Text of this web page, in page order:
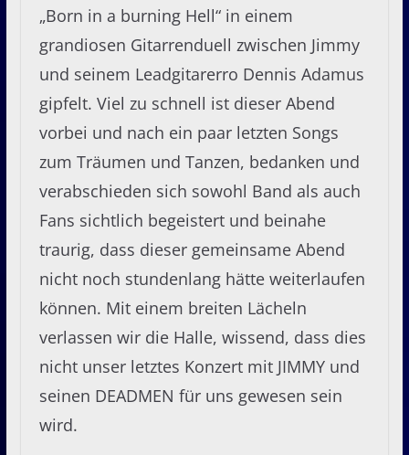
„Born in a burning Hell“ in einem
grandiosen Gitarrenduell zwischen Jimmy
und seinem Leadgitarerro Dennis Adamus
gipfelt. Viel zu schnell ist dieser Abend
vorbei und nach ein paar letzten Songs
zum Träumen und Tanzen, bedanken und
verabschieden sich sowohl Band als auch
Fans sichtlich begeistert und beinahe
traurig, dass dieser gemeinsame Abend
nicht noch stundenlang hätte weiterlaufen
können. Mit einem breiten Lächeln
verlassen wir die Halle, wissend, dass dies
nicht unser letztes Konzert mit JIMMY und
seinen DEADMEN für uns gewesen sein
wird.